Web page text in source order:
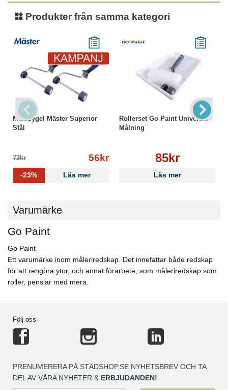
Produkter från samma kategori
Maxibygel Mäster Superior
Stål
73kr 56kr
-23% Läs mer
Rollerset Go Paint Universal
Målning
85kr
Läs mer
Varumärke
Go Paint
Go Paint
Ett varumärke inom måleriredskap. Det innefattar både redskap
för att rengöra ytor, och annat förarbete, som måleriredskap som
roller, penslar med mera.
Följ oss
PRENUMERERA PÅ STÄDSHOP.SE NYHETSBREV OCH TA
DEL AV VÅRA NYHETER & ERBJUDANDEN!